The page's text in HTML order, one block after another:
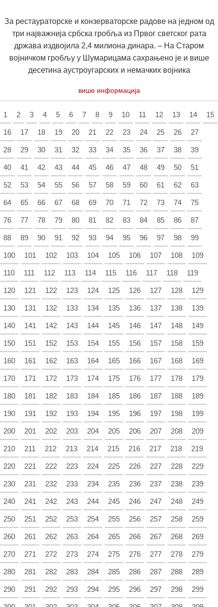
За рестаураторске и конзерваторске радове на једном од
три најважнија србска гробља из Првог светског рата
држава издвојила 2,4 милиона динара. – На Старом
војничком гробљу у Шумарицама сахрањено је и више
десетина аустроугарских и немачких војника
више информација
1 2 3 4 5 6 7 8 9 10 11 12 13 14 15
16 17 18 19 20 21 22 23 24 25 26 27
28 29 30 31 32 33 34 35 36 37 38 39
40 41 42 43 44 45 46 47 48 49 50 51
52 53 54 55 56 57 58 59 60 61 62 63
64 65 66 67 68 69 70 71 72 73 74 75
76 77 78 79 80 81 82 83 84 85 86 87
88 89 90 91 92 93 94 95 96 97 98 99
100 101 102 103 104 105 106 107 108 109
110 111 112 113 114 115 116 117 118 119
120 121 122 123 124 125 126 127 128 129
130 131 132 133 134 135 136 137 138 139
140 141 142 143 144 145 146 147 148 149
150 151 152 153 154 155 156 157 158 159
160 161 162 163 164 165 166 167 168 169
170 171 172 173 174 175 176 177 178 179
180 181 182 183 184 185 186 187 188 189
190 191 192 193 194 195 196 197 198 199
200 201 202 203 204 205 206 207 208 209
210 211 212 213 214 215 216 217 218 219
220 221 222 223 224 225 226 227 228 229
230 231 232 233 234 235 236 237 238 239
240 241 242 243 244 245 246 247 248 249
250 251 252 253 254 255 256 257 258 259
260 261 262 263 264 265 266 267 268 269
270 271 272 273 274 275 276 277 278 279
280 281 282 283 284 285 286 287 288 289
290 291 292 293 294 295 296 297 298 299